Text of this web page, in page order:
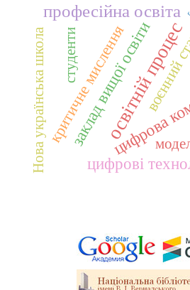
освітній процес
професійна освіта
цифрова
заклад вищої освіти
цифрові
критичне мислення
Нова українська школа студенти